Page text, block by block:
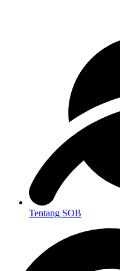
Tentang SOB